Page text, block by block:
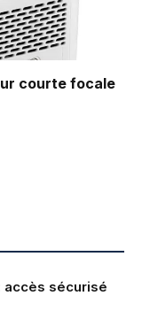
courte focale
accès sécurisé